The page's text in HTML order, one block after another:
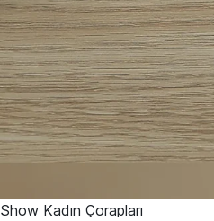
Kadın Çorapları